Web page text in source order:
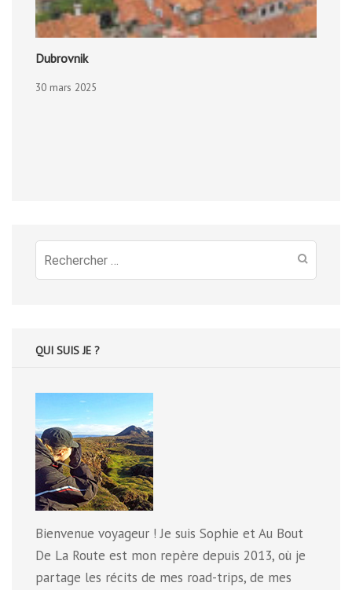
Dubrovnik
30 mars 2025
Recherche
pour
QUI SUIS JE ?
Bienvenue voyageur ! Je suis Sophie et Au Bout
De La Route est mon repère depuis 2013, où je
partage les récits de mes road-trips, de mes